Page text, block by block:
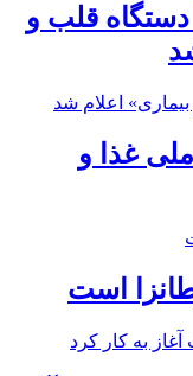
قلب و
غذا و
است